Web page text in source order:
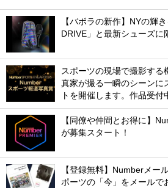
【バボラの新作】NYの輝
DRIVE」と最新シューズに
スポーツの現場で撮影す
真家が撮る一瞬のシーンに
トを開催します。作品受付
【同僚や仲間とお得に】
が募集スタート！
【登録無料】Numberメー
ポーツの「今」をメールで